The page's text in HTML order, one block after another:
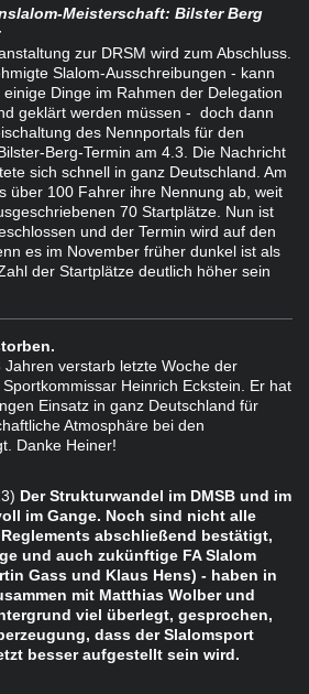
Meisterschaft: Bilster Berg
zur DRSM wird zum Abschluss.
Slalom-Ausschreibungen - kann
Dinge im Rahmen der Delegation
geklärt werden müssen - doch dann
des Nennportals für den
Berg-Termin am 4.3. Die Nachricht
sich schnell in ganz Deutschland. Am
über 100 Fahrer ihre Nennung ab, weit
70 Startplätze. Nun ist
und der Termin wird auf den
es im November früher dunkel ist als
der Startplätze deutlich höher sein
verstarb letzte Woche der
Heinrich Eckstein.
Er hat
Einsatz in ganz Deutschland für
Atmosphäre bei den
Danke Heiner!
Der Strukturwandel im DMSB und im
im Gange. Noch sind nicht alle
abschließend bestätigt,
und auch zukünftige FA Slalom
Gass und Klaus Hens) - haben in
mit Matthias Wolber und
viel überlegt, gesprochen,
dass der Slalomsport
besser aufgestellt sein wird.